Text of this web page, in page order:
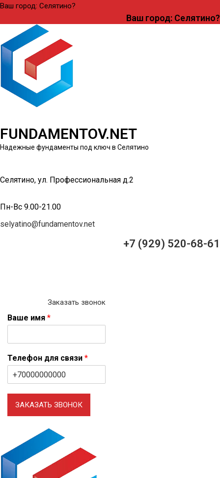
Ваш город: Селятино?
Ваш город: Селятино?
FUNDAMENTOV.NET
Надежные фундаменты под ключ в Селятино
Селятино, ул. Профессиональная д.2
Пн-Вс 9.00-21.00
selyatino@fundamentov.net
+7 (929) 520-68-61
Заказать звонок
Ваше имя *
Телефон для связи *
ЗАКАЗАТЬ ЗВОНОК